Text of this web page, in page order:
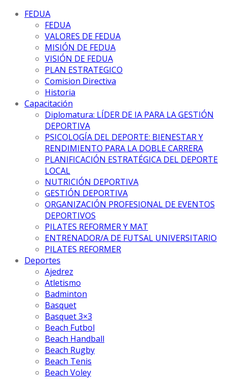
FEDUA
FEDUA
VALORES DE FEDUA
MISIÓN DE FEDUA
VISIÓN DE FEDUA
PLAN ESTRATEGICO
Comision Directiva
Historia
Capacitación
Diplomatura: LÍDER DE IA PARA LA GESTIÓN
DEPORTIVA
PSICOLOGÍA DEL DEPORTE: BIENESTAR Y
RENDIMIENTO PARA LA DOBLE CARRERA
PLANIFICACIÓN ESTRATÉGICA DEL DEPORTE
LOCAL
NUTRICIÓN DEPORTIVA
GESTIÓN DEPORTIVA
ORGANIZACIÓN PROFESIONAL DE EVENTOS
DEPORTIVOS
PILATES REFORMER Y MAT
ENTRENADOR/A DE FUTSAL UNIVERSITARIO
PILATES REFORMER
Deportes
Ajedrez
Atletismo
Badminton
Basquet
Basquet 3×3
Beach Futbol
Beach Handball
Beach Rugby
Beach Tenis
Beach Voley